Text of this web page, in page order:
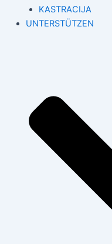
KASTRACIJA
UNTERSTÜTZEN